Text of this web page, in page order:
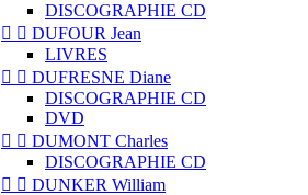
DISCOGRAPHIE CD
  DUFOUR Jean
LIVRES
  DUFRESNE Diane
DISCOGRAPHIE CD
DVD
  DUMONT Charles
DISCOGRAPHIE CD
  DUNKER William